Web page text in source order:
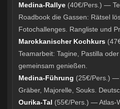
Medina-Rallye (40€/Pers.) —
Roadbook die Gassen: Rätsel
Fotochallenges. Rangliste und
Marokkanischer Kochkurs
Teamarbeit: Tagine, Pastilla
gemeinsam genießen.
Medina-Führung (25€/Pers.) —
Gräber, Majorelle, Souks.
Ourika-Tal (55€/Pers.) — Atlas-